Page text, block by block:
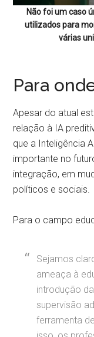
Não foi um caso
utilizados para
várias
Para
Apesar do atual
relação à IA
que a Inteligência
importante no
integração, em
políticos e sociais.
Para o campo
Sejamos
ameaça à
introdução
supervisão
ferramenta